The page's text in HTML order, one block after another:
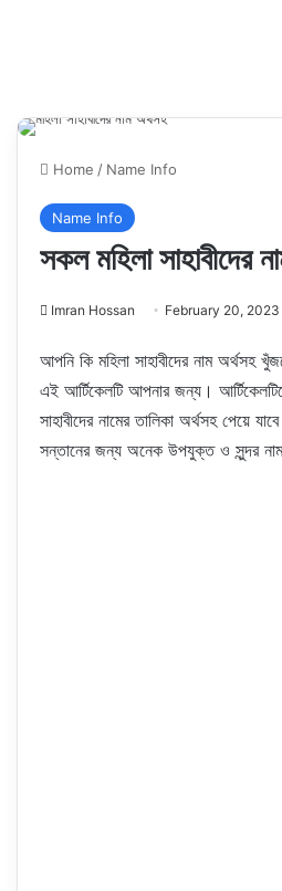
Home / Name Info
Name Info
সকল মহিলা সাহাবীদের
Imran Hossan February 20, 2023
আপনি কি মহিলা সাহাবীদের নাম অর্থসহ
এই আর্টিকেলটি আপনার জন্য।
সাহাবীদের নামের তালিকা অর্থসহ পেয়ে
সন্তানের জন্য অনেক উপযুক্ত ও সুন্দর